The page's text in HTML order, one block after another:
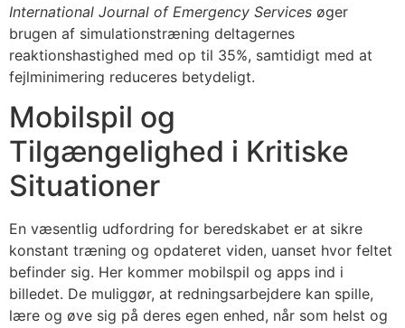
International Journal of Emergency Services øger
brugen af simulationstræning deltagernes
reaktionshastighed med op til 35%, samtidigt med at
fejlminimering reduceres betydeligt.
Mobilspil og
Tilgængelighed i Kritiske
Situationer
En væsentlig udfordring for beredskabet er at sikre
konstant træning og opdateret viden, uanset hvor feltet
befinder sig. Her kommer mobilspil og apps ind i
billedet. De muliggør, at redningsarbejdere kan spille,
lære og øve sig på deres egen enhed, når som helst og